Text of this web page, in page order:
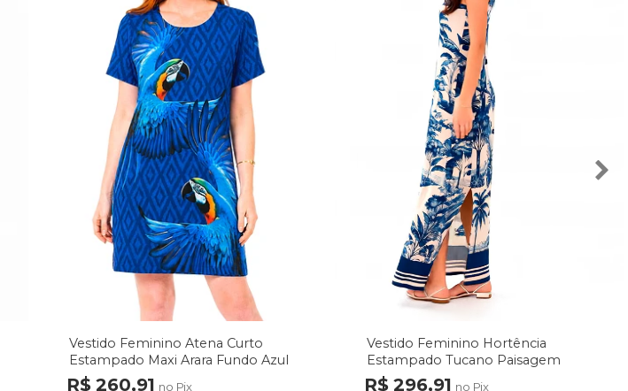
Vestido Feminino Atena Curto
Estampado Maxi Arara Fundo Azul
R$ 260,91 no Pix
Vestido Feminino Hortência
Estampado Tucano Paisagem
Tons de Azul
R$ 296,91 no Pix